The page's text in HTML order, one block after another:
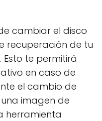
cambiar el disco
recuperación de tu
te permitirá
en caso de
el cambio de
imagen de
herramienta